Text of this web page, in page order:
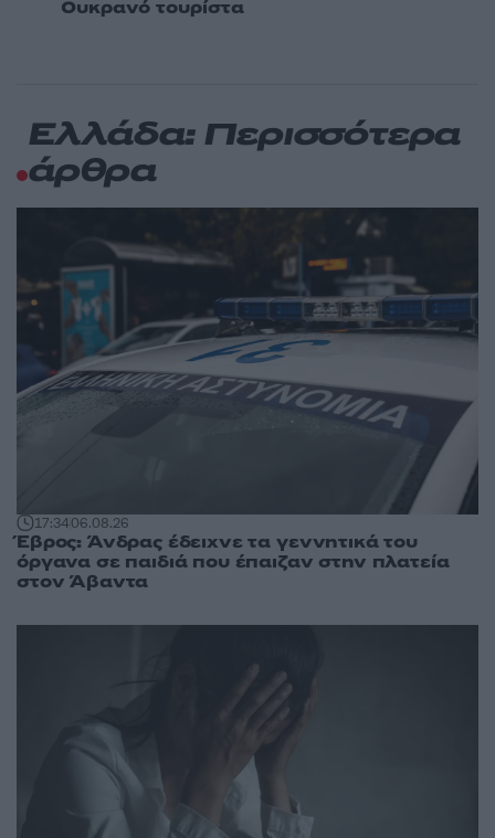
Ουκρανό τουρίστα
Ελλάδα: Περισσότερα
άρθρα
17:3406.08.26
Έβρος: Άνδρας έδειχνε τα γεννητικά του
όργανα σε παιδιά που έπαιζαν στην πλατεία
στον Άβαντα